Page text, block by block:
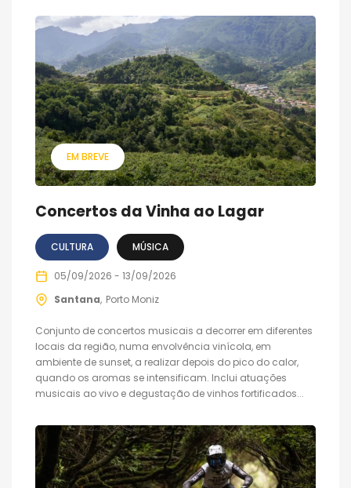
EM BREVE
Concertos da Vinha ao Lagar
CULTURA MÚSICA
05/09/2026 - 13/09/2026
Santana Porto Moniz
Conjunto de concertos musicais a decorrer em diferentes
locais da região, numa envolvência vinícola, em
ambiente de sunset, a realizar depois do pico do calor,
quando os aromas se intensificam. Inclui atuações
musicais ao vivo e degustação de vinhos fortificados...